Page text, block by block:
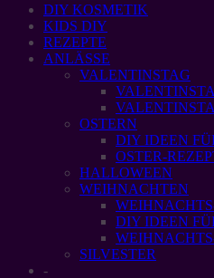
DIY KOSMETIK
KIDS DIY
REZEPTE
ANLÄSSE
VALENTINSTAG
OSTERN
DIY IDEEN
OSTER-
HALLOWEEN
WEIHNACHTEN
DIY IDEEN
SILVESTER
-